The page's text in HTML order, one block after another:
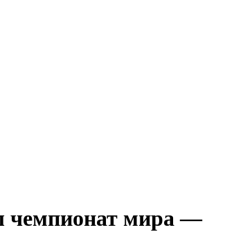
чемпионат мира —